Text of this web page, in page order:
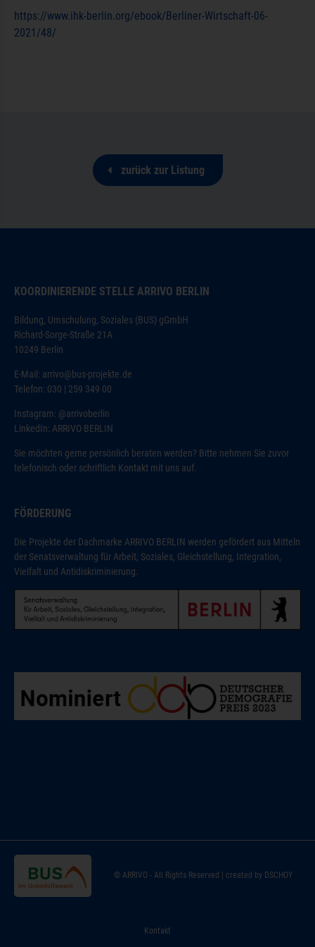
https://www.ihk-berlin.org/ebook/Berliner-Wirtschaft-06-
2021/48/
zurück zur Listung
KOORDINIERENDE STELLE ARRIVO BERLIN
Bildung, Umschulung, Soziales (BUS) gGmbH
Richard-Sorge-Straße 21A
10249 Berlin
E-Mail: arrivo@bus-projekte.de
Telefon: 030 | 259 349 00
Instagram: @arrivoberlin
LinkedIn: ARRIVO BERLIN
Sie möchten gerne persönlich beraten werden? Bitte nehmen Sie zuvor
telefonisch oder schriftlich Kontakt mit uns auf.
FÖRDERUNG
Die Projekte der Dachmarke ARRIVO BERLIN werden gefördert aus Mitteln
der Senatsverwaltung für Arbeit, Soziales, Gleichstellung, Integration,
Vielfalt und Antidiskriminierung.
Zur Startseite
© ARRIVO - All Rights Reserved | created by DSCHOY
Kontakt